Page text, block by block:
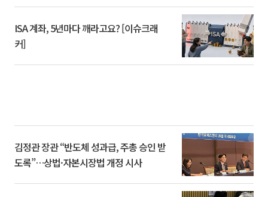
ISA 계좌, 5년마다 깨라고요? [이슈크래
커]
김정관 장관 “반도체 성과급, 주총 승인 받
도록”…상법·자본시장법 개정 시사